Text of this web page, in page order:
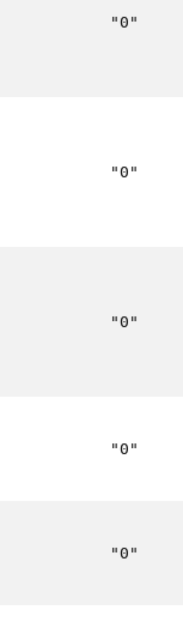
"0"
"0"
"0"
"0"
"0"